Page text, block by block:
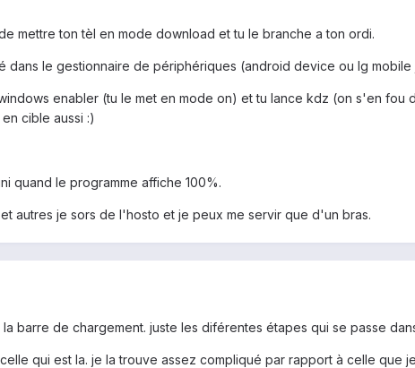
mettre ton tèl en mode download et tu le branche a ton ordi.
dans le gestionnaire de périphériques (android device ou lg mobile
enabler (tu le met en mode on) et tu lance kdz (on s'en
cible aussi :)
quand le programme affiche 100%.
autres je sors de l'hosto et je peux me servir que d'un bras.
barre de chargement. juste les diférentes étapes qui se passe
qui est la. je la trouve assez compliqué par rapport à celle que